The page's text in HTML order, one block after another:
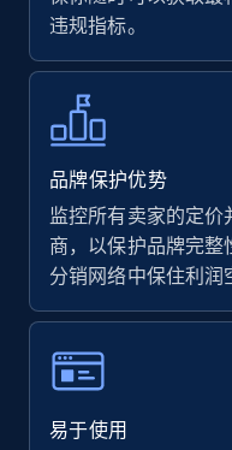
5.6K+
Walmart -
specific keywords
URL, Final price, Sku,
Specifications,
more.
5.6K+
Walmart -
违规指标。
品牌保护优势
监控所有卖家的定价
商，以保护品牌完整
分销网络中保住利润
易于使用